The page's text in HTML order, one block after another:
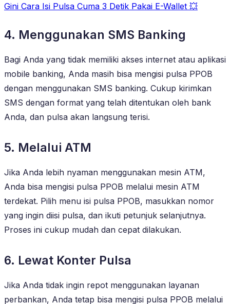
Gini Cara Isi Pulsa Cuma 3 Detik Pakai E-Wallet 💥
4. Menggunakan SMS Banking
Bagi Anda yang tidak memiliki akses internet atau aplikasi
mobile banking, Anda masih bisa mengisi pulsa PPOB
dengan menggunakan SMS banking. Cukup kirimkan
SMS dengan format yang telah ditentukan oleh bank
Anda, dan pulsa akan langsung terisi.
5. Melalui ATM
Jika Anda lebih nyaman menggunakan mesin ATM,
Anda bisa mengisi pulsa PPOB melalui mesin ATM
terdekat. Pilih menu isi pulsa PPOB, masukkan nomor
yang ingin diisi pulsa, dan ikuti petunjuk selanjutnya.
Proses ini cukup mudah dan cepat dilakukan.
6. Lewat Konter Pulsa
Jika Anda tidak ingin repot menggunakan layanan
perbankan, Anda tetap bisa mengisi pulsa PPOB melalui